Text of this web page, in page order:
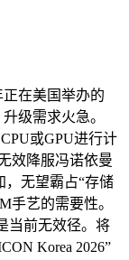
在美国举办的
级需求火急。
或GPU进行计
效降服冯诺依曼
，无望霸占“存储
手艺的需要性。
当前无效径。将
Korea 2026”